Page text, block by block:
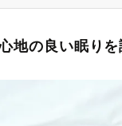
地の良い眠りを